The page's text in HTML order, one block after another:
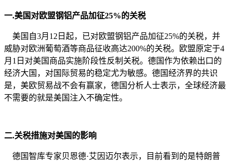
一.美国对欧盟钢铝产品加征25%的关税
美国自3月12日起，已对欧盟钢铝产品加征25%的关税，并
威胁对欧洲葡萄酒等商品征收高达200%的关税。欧盟原定于4
月1日对美国商品实施阶段性反制关税。德国作为依赖出口的
经济大国，对国际贸易的稳定尤为敏感。德国经济界的共识
是，美欧贸易战不会有赢家，德国分析人士表示，全球经济最
不需要的就是美国注入不确定性。
二.关税措施对美国的影响
德国智库专家贝恩德·艾因迈尔表示，目前看到的是特朗普